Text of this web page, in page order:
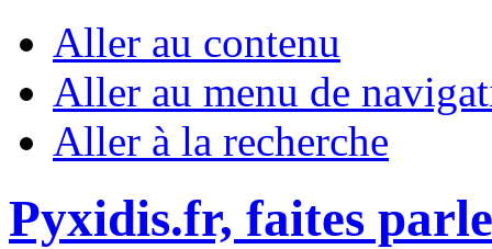
Aller au contenu
Aller au menu de
Aller à la recherche
Pyxidis.fr, faites